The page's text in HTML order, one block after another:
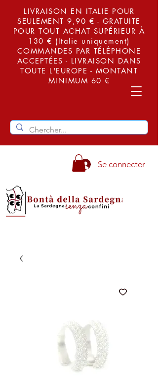
LIVRAISON EN ITALIE POUR
SEULEMENT 9,90 € - GRATUITE
POUR TOUT ACHAT SUPÉRIEUR À
130 € (Italie uniquement)
COMMANDES PAR TÉLÉPHONE
ACCEPTÉES - LIVRAISON DANS
TOUTE L'EUROPE - MONTANT
MINIMUM 60 €
Se connecter